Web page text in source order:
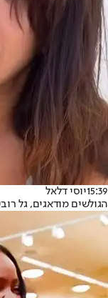
15:39יוסי דלאל
הגולשים מודאגים, גל